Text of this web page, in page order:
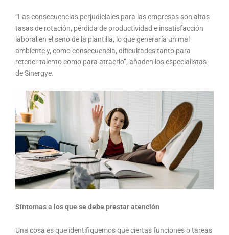
“Las consecuencias perjudiciales para las empresas son altas
tasas de rotación, pérdida de productividad e insatisfacción
laboral en el seno de la plantilla, lo que generaría un mal
ambiente y, como consecuencia, dificultades tanto para
retener talento como para atraerlo”, añaden los especialistas
de Sinergye.
Síntomas a los que se debe prestar atención
Una cosa es que identifiquemos que ciertas funciones o tareas